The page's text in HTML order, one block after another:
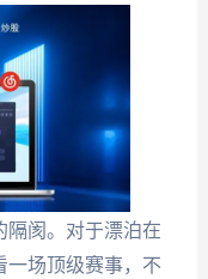
隔阂。对于漂泊在
一场顶级赛事，不